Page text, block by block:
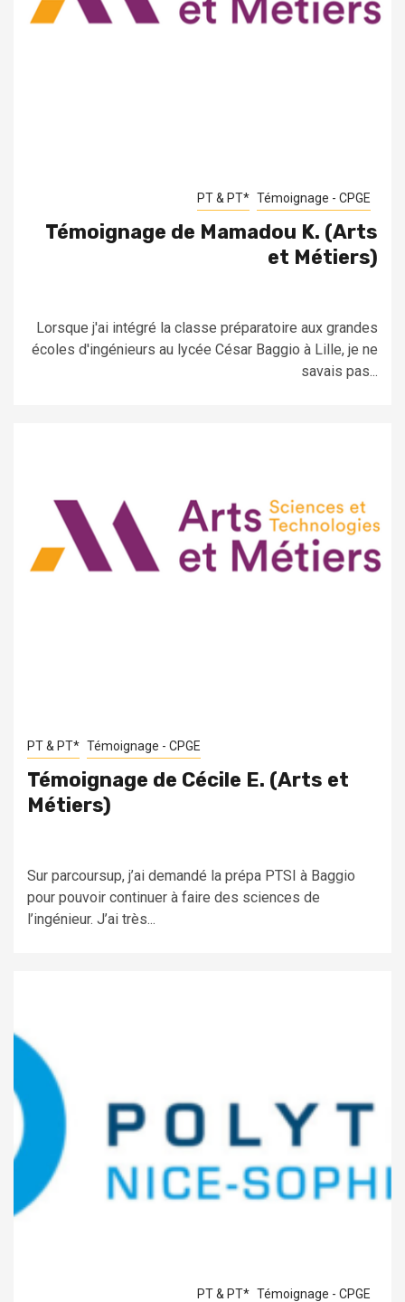
PT & PT* Témoignage - CPGE
Témoignage de Mamadou K. (Arts
et Métiers)
Lorsque j'ai intégré la classe préparatoire aux grandes
écoles d'ingénieurs au lycée César Baggio à Lille, je ne
savais pas...
PT & PT* Témoignage - CPGE
Témoignage de Cécile E. (Arts et
Métiers)
Sur parcoursup, j’ai demandé la prépa PTSI à Baggio
pour pouvoir continuer à faire des sciences de
l’ingénieur. J’ai très...
PT & PT* Témoignage - CPGE